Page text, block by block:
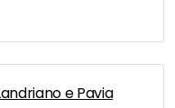
e Pavia